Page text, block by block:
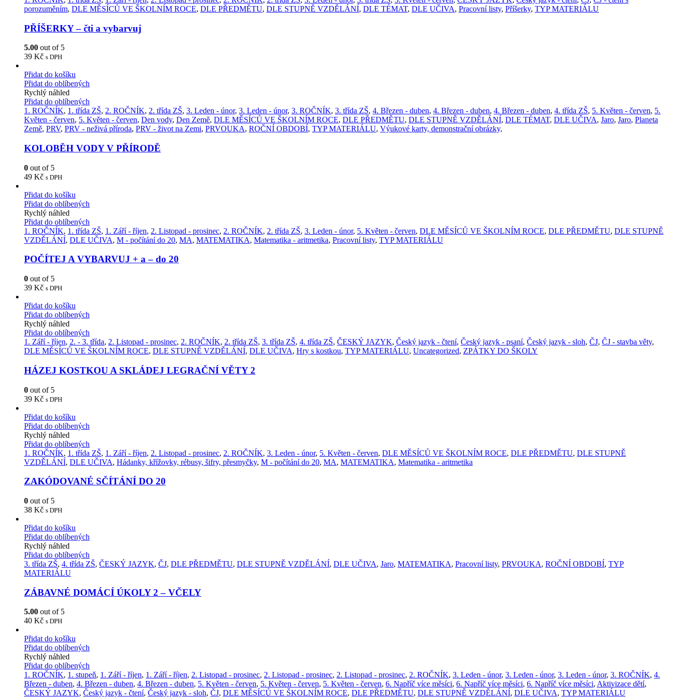
porozuměním, DLE MĚSÍCŮ VE ŠKOLNÍM ROCE, DLE PŘEDMĚTU, DLE STUPNĚ VZDĚLÁNÍ, DLE TÉMAT, DLE UČIVA, Pracovní listy, Příšerky, TYP MATERIÁLU
PŘÍŠERKY – čti a vybarvuj
5.00 out of 5
39 Kč s DPH
Přidat do košíku
Přidat do oblíbených
Rychlý náhled
Přidat do oblíbených
1. ROČNÍK, 1. třída ZŠ, 2. ROČNÍK, 2. třída ZŠ, 3. Leden - únor, 3. Leden - únor, 3. ROČNÍK, 3. třída ZŠ, 4. Březen - duben, 4. Březen - duben, 4. Březen - duben, 4. třída ZŠ, 5. Květen - červen, 5.
Květen - červen, 5. Květen - červen, Den vody, Den Země, DLE MĚSÍCŮ VE ŠKOLNÍM ROCE, DLE PŘEDMĚTU, DLE STUPNĚ VZDĚLÁNÍ, DLE TÉMAT, DLE UČIVA, Jaro, Jaro, Planeta
Země, PRV, PRV - neživá příroda, PRV - život na Zemi, PRVOUKA, ROČNÍ OBDOBÍ, TYP MATERIÁLU, Výukové karty, demonstrační obrázky,
KOLOBĚH VODY V PŘÍRODĚ
0 out of 5
49 Kč s DPH
Přidat do košíku
Přidat do oblíbených
Rychlý náhled
Přidat do oblíbených
1. ROČNÍK, 1. třída ZŠ, 1. Září - říjen, 2. Listopad - prosinec, 2. ROČNÍK, 2. třída ZŠ, 3. Leden - únor, 5. Květen - červen, DLE MĚSÍCŮ VE ŠKOLNÍM ROCE, DLE PŘEDMĚTU, DLE STUPNĚ
VZDĚLÁNÍ, DLE UČIVA, M - počítání do 20, MA, MATEMATIKA, Matematika - aritmetika, Pracovní listy, TYP MATERIÁLU
POČÍTEJ A VYBARVUJ + a – do 20
0 out of 5
39 Kč s DPH
Přidat do košíku
Přidat do oblíbených
Rychlý náhled
Přidat do oblíbených
1. Září - říjen, 2. - 3. třída, 2. Listopad - prosinec, 2. ROČNÍK, 2. třída ZŠ, 3. třída ZŠ, 4. třída ZŠ, ČESKÝ JAZYK, Český jazyk - čtení, Český jazyk - psaní, Český jazyk - sloh, ČJ, ČJ - stavba věty,
DLE MĚSÍCŮ VE ŠKOLNÍM ROCE, DLE STUPNĚ VZDĚLÁNÍ, DLE UČIVA, Hry s kostkou, TYP MATERIÁLU, Uncategorized, ZPÁTKY DO ŠKOLY
HÁZEJ KOSTKOU A SKLÁDEJ LEGRAČNÍ VĚTY 2
0 out of 5
39 Kč s DPH
Přidat do košíku
Přidat do oblíbených
Rychlý náhled
Přidat do oblíbených
1. ROČNÍK, 1. třída ZŠ, 1. Září - říjen, 2. Listopad - prosinec, 2. ROČNÍK, 3. Leden - únor, 5. Květen - červen, DLE MĚSÍCŮ VE ŠKOLNÍM ROCE, DLE PŘEDMĚTU, DLE STUPNĚ
VZDĚLÁNÍ, DLE UČIVA, Hádanky, křížovky, rébusy, šifry, přesmyčky, M - počítání do 20, MA, MATEMATIKA, Matematika - aritmetika
ZAKÓDOVANÉ SČÍTÁNÍ DO 20
0 out of 5
38 Kč s DPH
Přidat do košíku
Přidat do oblíbených
Rychlý náhled
Přidat do oblíbených
3. třída ZŠ, 4. třída ZŠ, ČESKÝ JAZYK, ČJ, DLE PŘEDMĚTU, DLE STUPNĚ VZDĚLÁNÍ, DLE UČIVA, Jaro, MATEMATIKA, Pracovní listy, PRVOUKA, ROČNÍ OBDOBÍ, TYP
MATERIÁLU
ZÁBAVNÉ DOMÁCÍ ÚKOLY 2 – VČELY
5.00 out of 5
40 Kč s DPH
Přidat do košíku
Přidat do oblíbených
Rychlý náhled
Přidat do oblíbených
1. ROČNÍK, 1. stupeň, 1. Září - říjen, 1. Září - říjen, 2. Listopad - prosinec, 2. Listopad - prosinec, 2. Listopad - prosinec, 2. ROČNÍK, 3. Leden - únor, 3. Leden - únor, 3. Leden - únor, 3. ROČNÍK, 4.
Březen - duben, 4. Březen - duben, 4. Březen - duben, 5. Květen - červen, 5. Květen - červen, 5. Květen - červen, 6. Napříč více měsíci, 6. Napříč více měsíci, 6. Napříč více měsíci, Aktivizace dětí,
ČESKÝ JAZYK, Český jazyk - čtení, Český jazyk - sloh, ČJ, DLE MĚSÍCŮ VE ŠKOLNÍM ROCE, DLE PŘEDMĚTU, DLE STUPNĚ VZDĚLÁNÍ, DLE UČIVA, TYP MATERIÁLU